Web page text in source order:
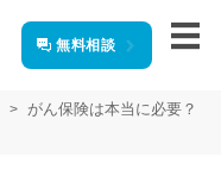
無料相談
がん保険は本当に必要？